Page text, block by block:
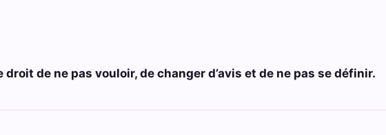
de ne pas vouloir, de changer d’avis et de ne pas se définir.